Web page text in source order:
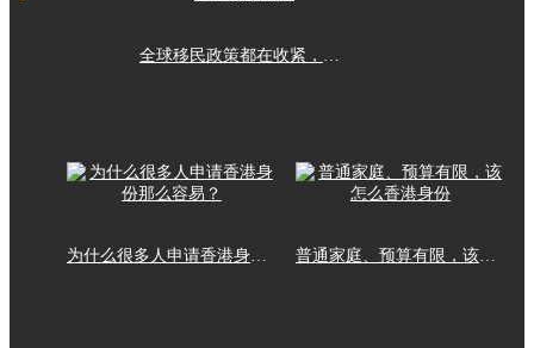
全球移民政策都在收紧，这个欧洲项目
为什么很多人申请香港身份那么容易？ 普通家庭、预算有限，该怎么香港身份